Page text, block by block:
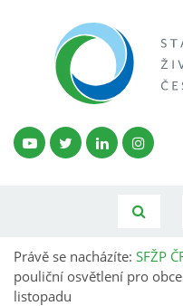
Právě se nacházíte: SFŽP
pouliční osvětlení pro
listopadu